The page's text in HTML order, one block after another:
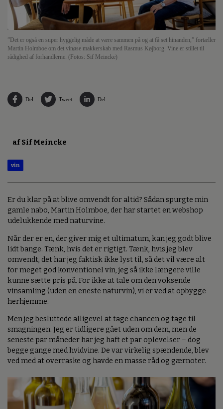
”Det er også en super hyggelig måde at være sammen på og at få set hinanden,” fortæller
Martin Holmboe om det vinøse makkerskab med Rasmus Køjborg. Vine er stillet til
rådighed af forhandlerne. (Fotos: Sif Meincke)
Del Tweet Del
af Sif Meincke
vin
Er du klar på at blive omvendt for altid? Sådan spurgte min
gamle nabo, Martin Holmboe, der har startet en webshop
udelukkende med naturvine.
Når der er en, der giver mig et ultimatum, kan jeg godt blive
lidt bange. Tænk, hvis det er rigtigt. Tænk, hvis jeg blev
omvendt, det har jeg faktisk ikke lyst til, så det vil være alt
for meget god konventionel vin, jeg så ikke længere ville
kunne sætte pris på. For ikke at tale om den voksende
vinsamling (uden en eneste naturvin), vi er ved at opbygge
herhjemme.
Men jeg besluttede alligevel at tage chancen og tage til
smagningen. Jeg er tidligere gået uden om dem, men de
seneste par måneder har jeg haft et par oplevelser – dog
begge gange med hvidvine. De var virkelig spændende, blev
ved med at overraske og havde en masse råd og gærnoter.